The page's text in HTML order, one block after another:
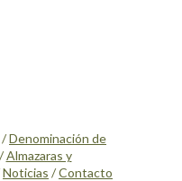
/Denominación de
/Almazaras y
Noticias /Contacto